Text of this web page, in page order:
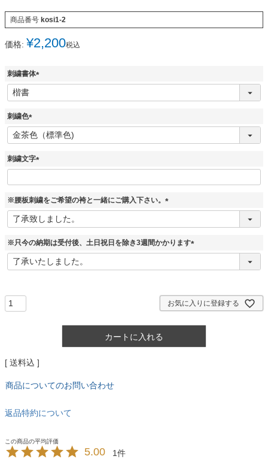
商品番号 kosi1-2
価格: ¥2,200税込
刺繍書体
(
刺繍色
(
必
)
刺繍文字
(
必
)
※腰板刺繍をご希望の袴と一緒にご購入下さい。
(
)
※只今の納期は受付後、土日祝日を除き3週間かかります
(
お気に入りに登録する
カートに入れる
送料込
商品についてのお問い合わせ
返品特約について
5.00 1